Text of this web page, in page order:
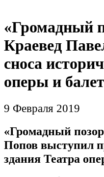
«Громадный
Краевед
сноса
оперы и
9 Февраля 2019
«Громадный
Попов выступил
здания Театра